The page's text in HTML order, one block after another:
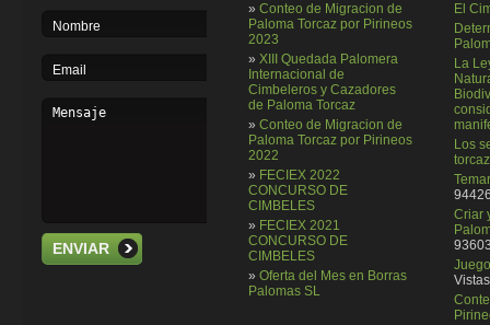
ENVIAR
» Conteo de Migracion de
Paloma Torcaz por Pirineos
2023
» XIII Quedada Palomera
Internacional de
Cimbeleros y Cazadores
de Paloma Torcaz
» Conteo de Migracion de
Paloma Torcaz por Pirineos
2022
» FECIEX 2022
CONCURSO DE
CIMBELES
» FECIEX 2021
CONCURSO DE
CIMBELES
» Oferta del Mes en Borras
Palomas SL
El
La
Los
torcaz
Criar
Vistas